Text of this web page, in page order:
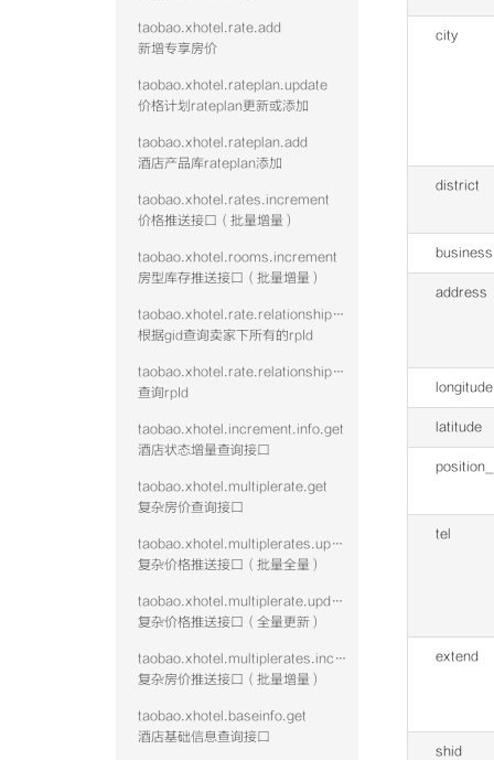
taobao.xhotel.rate.add
新增专享房价
taobao.xhotel.rateplan.update
价格计划rateplan更新或添加
taobao.xhotel.rateplan.add
酒店产品库rateplan添加
taobao.xhotel.rates.increment
价格推送接口（批量增量）
taobao.xhotel.rooms.increment
房型库存推送接口（批量增量）
taobao.xhotel.rate.relationshipwithrp.get
根据gid查询卖家下所有的rpId
taobao.xhotel.rate.relationshipwithroom.get
查询rpId
taobao.xhotel.increment.info.get
酒店状态增量查询接口
taobao.xhotel.multiplerate.get
复杂房价查询接口
taobao.xhotel.multiplerates.update
复杂价格推送接口（批量全量）
taobao.xhotel.multiplerate.update
复杂价格推送接口（全量更新）
taobao.xhotel.multiplerates.increment
复杂房价推送接口（批量增量）
taobao.xhotel.baseinfo.get
酒店基础信息查询接口
city
district
business
address
longitude
latitude
tel
extend
shid